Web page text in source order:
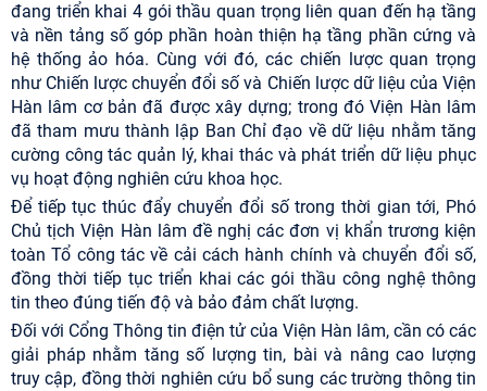
đang triển khai 4 gói thầu quan trọng liên quan đến hạ tầng
và nền tảng số góp phần hoàn thiện hạ tầng phần cứng và
hệ thống ảo hóa. Cùng với đó, các chiến lược quan trọng
như Chiến lược chuyển đổi số và Chiến lược dữ liệu của Viện
Hàn lâm cơ bản đã được xây dựng; trong đó Viện Hàn lâm
đã tham mưu thành lập Ban Chỉ đạo về dữ liệu nhằm tăng
cường công tác quản lý, khai thác và phát triển dữ liệu phục
vụ hoạt động nghiên cứu khoa học.
Để tiếp tục thúc đẩy chuyển đổi số trong thời gian tới, Phó
Chủ tịch Viện Hàn lâm đề nghị các đơn vị khẩn trương kiện
toàn Tổ công tác về cải cách hành chính và chuyển đổi số,
đồng thời tiếp tục triển khai các gói thầu công nghệ thông
tin theo đúng tiến độ và bảo đảm chất lượng.
Đối với Cổng Thông tin điện tử của Viện Hàn lâm, cần có các
giải pháp nhằm tăng số lượng tin, bài và nâng cao lượng
truy cập, đồng thời nghiên cứu bổ sung các trường thông tin